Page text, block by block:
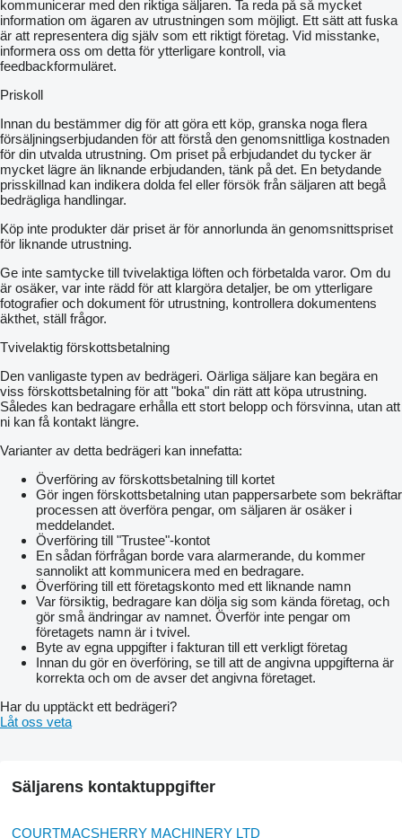
kommunicerar med den riktiga säljaren. Ta reda på så mycket
information om ägaren av utrustningen som möjligt. Ett sätt att fuska
är att representera dig själv som ett riktigt företag. Vid misstanke,
informera oss om detta för ytterligare kontroll, via
feedbackformuläret.
Priskoll
Innan du bestämmer dig för att göra ett köp, granska noga flera
försäljningserbjudanden för att förstå den genomsnittliga kostnaden
för din utvalda utrustning. Om priset på erbjudandet du tycker är
mycket lägre än liknande erbjudanden, tänk på det. En betydande
prisskillnad kan indikera dolda fel eller försök från säljaren att begå
bedrägliga handlingar.
Köp inte produkter där priset är för annorlunda än genomsnittspriset
för liknande utrustning.
Ge inte samtycke till tvivelaktiga löften och förbetalda varor. Om du
är osäker, var inte rädd för att klargöra detaljer, be om ytterligare
fotografier och dokument för utrustning, kontrollera dokumentens
äkthet, ställ frågor.
Tvivelaktig förskottsbetalning
Den vanligaste typen av bedrägeri. Oärliga säljare kan begära en
viss förskottsbetalning för att "boka" din rätt att köpa utrustning.
Således kan bedragare erhålla ett stort belopp och försvinna, utan att
ni kan få kontakt längre.
Varianter av detta bedrägeri kan innefatta:
Överföring av förskottsbetalning till kortet
Gör ingen förskottsbetalning utan pappersarbete som bekräftar
processen att överföra pengar, om säljaren är osäker i
meddelandet.
Överföring till "Trustee"-kontot
En sådan förfrågan borde vara alarmerande, du kommer
sannolikt att kommunicera med en bedragare.
Överföring till ett företagskonto med ett liknande namn
Var försiktig, bedragare kan dölja sig som kända företag, och
gör små ändringar av namnet. Överför inte pengar om
företagets namn är i tvivel.
Byte av egna uppgifter i fakturan till ett verkligt företag
Innan du gör en överföring, se till att de angivna uppgifterna är
korrekta och om de avser det angivna företaget.
Har du upptäckt ett bedrägeri?
Låt oss veta
Säljarens kontaktuppgifter
COURTMACSHERRY MACHINERY LTD